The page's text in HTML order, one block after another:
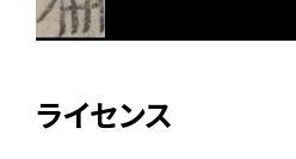
ライセンス